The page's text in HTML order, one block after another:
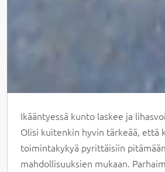
Ikääntyessä kunto laskee ja
Olisi kuitenkin hyvin tärkeää, että
toimintakykyä pyrittäisiin
mahdollisuuksien mukaan.